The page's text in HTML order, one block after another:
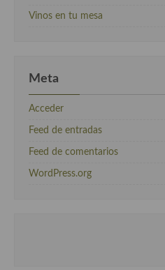
Vinos en tu mesa
Meta
Acceder
Feed de entradas
Feed de comentarios
WordPress.org